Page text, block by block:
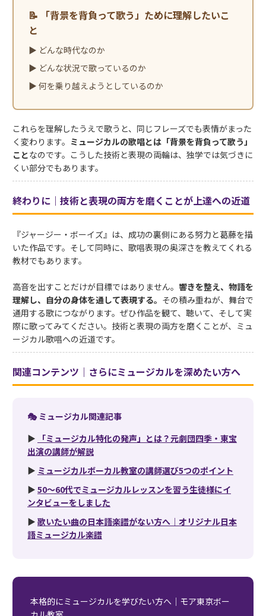
📝 「背景を背負って歌う」ために理解したいこ
と
▶ どんな時代なのか
▶ どんな状況で歌っているのか
▶ 何を乗り越えようとしているのか
これらを理解したうえで歌うと、同じフレーズでも表情がまった
く変わります。 ミュージカルの歌唱とは「背景を背負って歌う」
ことなのです。こうした技術と表現の両輪は、独学では気づきに
くい部分でもあります。
終わりに｜技術と表現の両方を磨くことが上達への近道
『ジャージー・ボーイズ』は、成功の裏側にある努力と葛藤を描
いた作品です。そして同時に、歌唱表現の奥深さを教えてくれる
教材でもあります。
高音を出すことだけが目標ではありません。 響きを整え、物語を
理解し、自分の身体を通して表現する。 その積み重ねが、舞台で
通用する歌につながります。ぜひ作品を観て、聴いて、そして実
際に歌ってみてください。技術と表現の両方を磨くことが、ミュ
ージカル歌唱への近道です。
関連コンテンツ｜さらにミュージカルを深めたい方へ
🎭 ミュージカル関連記事
▶
「ミュージカル特化の発声」とは？元劇団四季・東宝
出演の講師が解説
▶ ミュージカルボーカル教室の講師選び5つのポイント
▶ 50〜60代でミュージカルレッスンを習う生徒様にイ
ンタビューをしました
▶ 歌いたい曲の日本語楽譜がない方へ｜オリジナル日本
語ミュージカル楽譜
本格的にミュージカルを学びたい方へ｜モア東京ボー